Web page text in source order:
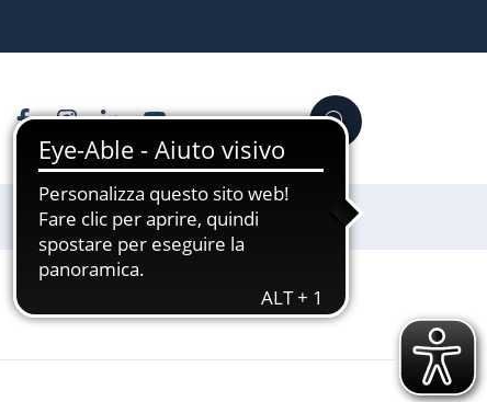
FacebookInstagram
LinkedinYouTube Cerca
Sostienici